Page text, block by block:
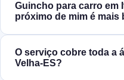
Guincho para carro em
próximo de mim é mais
O serviço cobre toda a
Velha‑ES?